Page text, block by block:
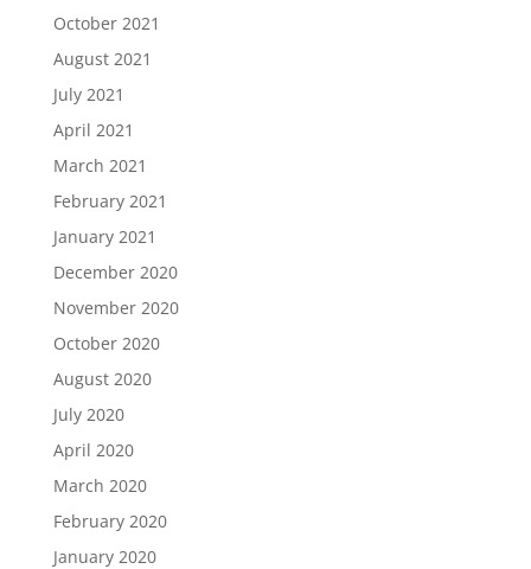
October 2021
August 2021
July 2021
April 2021
March 2021
February 2021
January 2021
December 2020
November 2020
October 2020
August 2020
July 2020
April 2020
March 2020
February 2020
January 2020